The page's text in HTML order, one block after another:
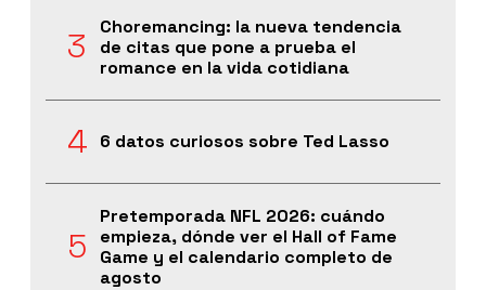
Choremancing: la nueva tendencia
de citas que pone a prueba el
romance en la vida cotidiana
6 datos curiosos sobre Ted Lasso
Pretemporada NFL 2026: cuándo
empieza, dónde ver el Hall of Fame
Game y el calendario completo de
agosto